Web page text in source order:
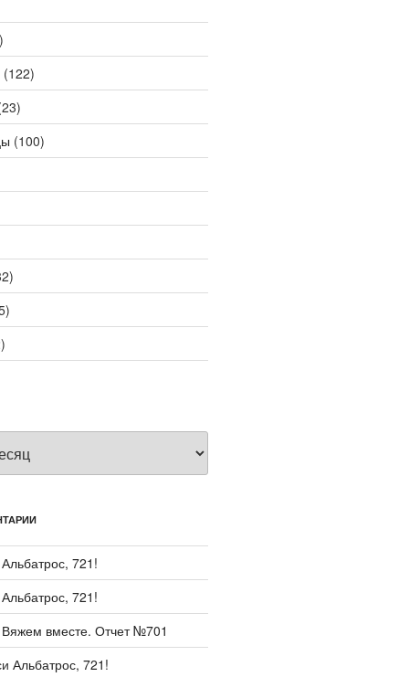
(122)
(100)
Альбатрос, 721!
Альбатрос, 721!
Вяжем вместе. Отчет №701
Альбатрос, 721!